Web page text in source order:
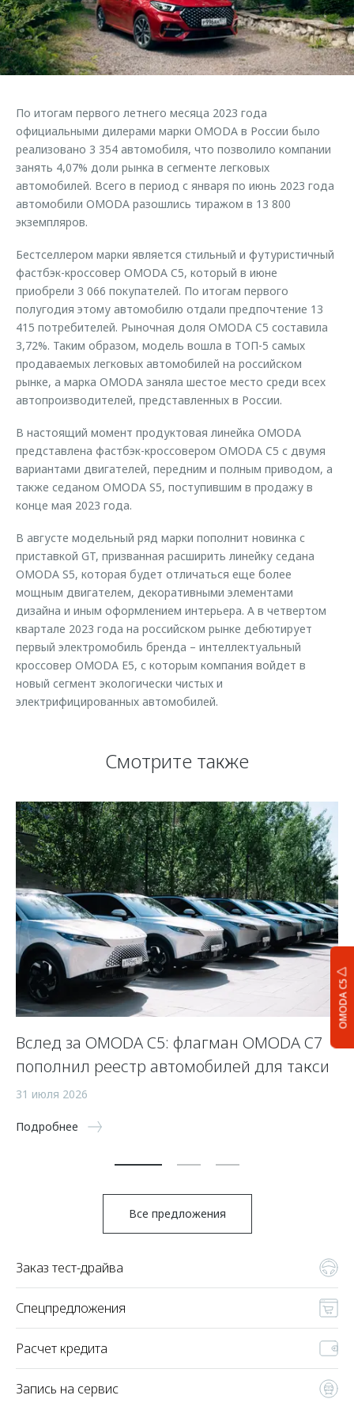
Страхование
Кредитный калькулятор
Аксессуары
Оригинальные аксессуары
Запчасти
Трейд-ин
Калькулятор трейд-ин
Клиентская поддержка
O&J Автоклуб
Клуб владельцев OMODA
Аксессуары
Одежда и сувениры
Оригинальные аксессуары
Запчасти
Обратная связь
OMODA C5
По итогам первого летнего месяца 2023 года
официальными дилерами марки OMODA в России было
реализовано 3 354 автомобиля, что позволило компании
занять 4,07% доли рынка в сегменте легковых
автомобилей. Всего в период с января по июнь 2023 года
автомобили OMODA разошлись тиражом в 13 800
экземпляров.
Бестселлером марки является стильный и футуристичный
фастбэк-кроссовер OMODA C5, который в июне
приобрели 3 066 покупателей. По итогам первого
полугодия этому автомобилю отдали предпочтение 13
415 потребителей. Рыночная доля OMODA C5 составила
3,72%. Таким образом, модель вошла в ТОП-5 самых
продаваемых легковых автомобилей на российском
рынке, а марка OMODA заняла шестое место среди всех
автопроизводителей, представленных в России.
В настоящий момент продуктовая линейка OMODA
представлена фастбэк-кроссовером OMODA C5 с двумя
вариантами двигателей, передним и полным приводом, а
также седаном OMODA S5, поступившим в продажу в
конце мая 2023 года.
В августе модельный ряд марки пополнит новинка с
приставкой GT, призванная расширить линейку седана
OMODA S5, которая будет отличаться еще более
мощным двигателем, декоративными элементами
дизайна и иным оформлением интерьера. А в четвертом
квартале 2023 года на российском рынке дебютирует
первый электромобиль бренда – интеллектуальный
кроссовер OMODA E5, с которым компания войдет в
новый сегмент экологически чистых и
электрифицированных автомобилей.
Смотрите также
Вслед за OMODA C5: флагман OMODA C7
пополнил реестр автомобилей для такси
31 июля 2026
Подробнее
Все предложения
Заказ тест-драйва
Спецпредложения
Расчет кредита
Запись на сервис